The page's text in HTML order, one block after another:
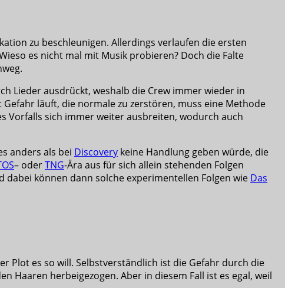
zu beschleunigen. Allerdings verlaufen die ersten
es nicht mal mit Musik probieren? Doch die Falte
Lieder ausdrückt, weshalb die Crew immer wieder in
läuft, die normale zu zerstören, muss eine Methode
Vorfalls sich immer weiter ausbreiten, wodurch auch
anders als bei Discovery keine Handlung geben würde, die
– oderTNG-Ära aus für sich allein stehenden Folgen
können dann solche experimentellen Folgen wie Das
Plot es so will. Selbstverständlich ist die Gefahr durch die
Haaren herbeigezogen. Aber in diesem Fall ist es egal, weil